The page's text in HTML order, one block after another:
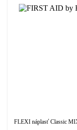
FLEXI náplasť Classic